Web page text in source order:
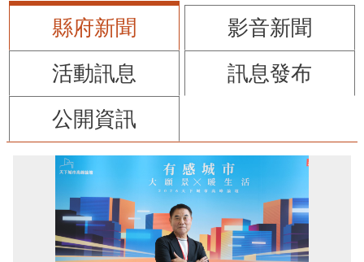
縣府新聞
影音新聞
活動訊息
訊息發布
公開資訊